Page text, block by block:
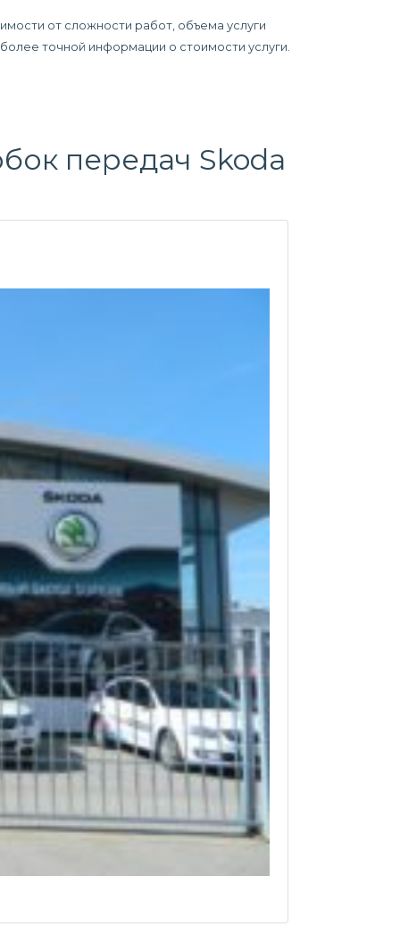
от сложности работ, объема услуги
точной информации о стоимости услуги.
передач Skoda